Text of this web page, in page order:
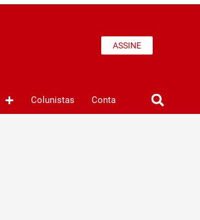
ASSINE
Colunistas Conta